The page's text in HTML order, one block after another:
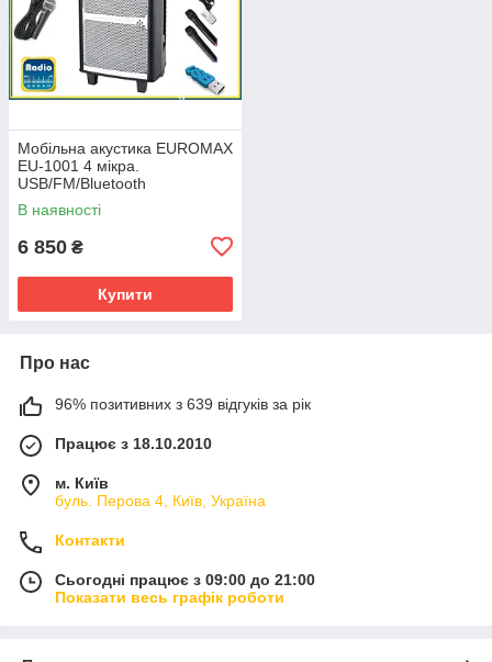
Мобільна акустика EUROMAX
EU-1001 4 мікра.
USB/FM/Bluetooth
В наявності
6 850 ₴
Купити
Про нас
96% позитивних з 639 відгуків за рік
Працює з 18.10.2010
м. Київ
буль. Перова 4, Київ, Україна
Контакти
Сьогодні працює з 09:00 до 21:00
Показати весь графік роботи